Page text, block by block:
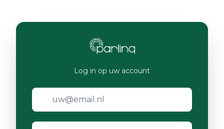
Log in op uw account